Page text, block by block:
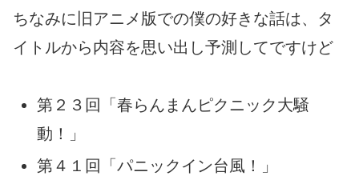
ちなみに旧アニメ版での僕の好きな話は、タ
イトルから内容を思い出し予測してですけど
第２３回「春らんまんピクニック大騒
動！」
第４１回「パニックイン台風！」